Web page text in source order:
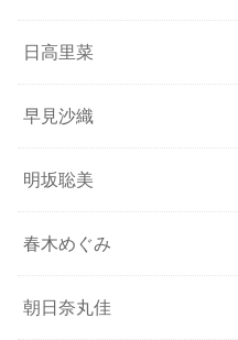
日高里菜
早見沙織
明坂聡美
春木めぐみ
朝日奈丸佳